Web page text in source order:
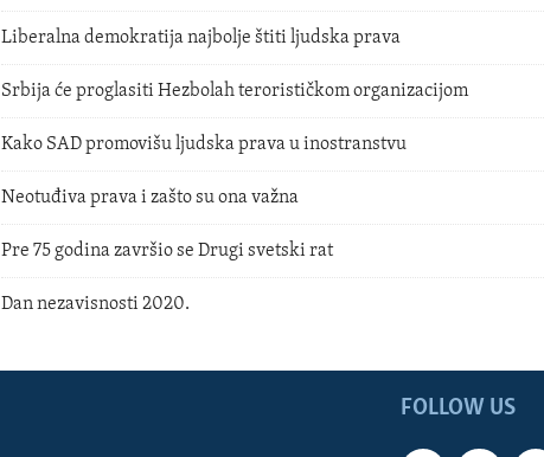
Liberalna demokratija najbolje štiti ljudska prava
Srbija će proglasiti Hezbolah terorističkom organizacijom
Kako SAD promovišu ljudska prava u inostranstvu
Neotuđiva prava i zašto su ona važna
Pre 75 godina završio se Drugi svetski rat
Dan nezavisnosti 2020.
FOLLOW US